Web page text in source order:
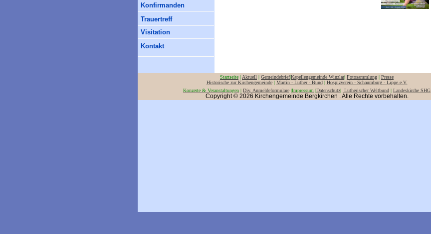
Konfirmanden
Trauertreff
Visitation
Kontakt
Startseite | Aktuell | Gemeindebrief|Kapellengemeinde Winzlar| Fotosammlung | Presse
Historische zur Kirchengemeinde| Martin - Luther - Bund| Hospizverein - Schaumburg - Lippe.e.V.
Konzerte & Veranstaltungen | Div. Anmeldeformulare |Impressum |Datenschutz| Lutherischer Weltbund | Landeskirche SHG
Copyright © 2026 Kirchengemeinde Bergkirchen . Alle Rechte vorbehalten.